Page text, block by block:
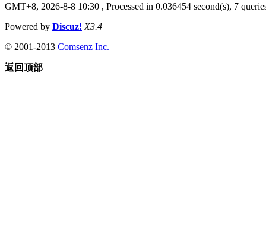
GMT+8, 2026-8-8 10:30 , Processed in 0.036454 second(s), 7
Powered by Discuz! X3.4
© 2001-2013 Comsenz Inc.
返回顶部